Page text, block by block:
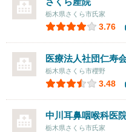
栃木県さくら市氏家
3.76
医療法人社団仁寿
栃木県さくら市櫻野
3.48
中川耳鼻咽喉科医
栃木県さくら市氏家